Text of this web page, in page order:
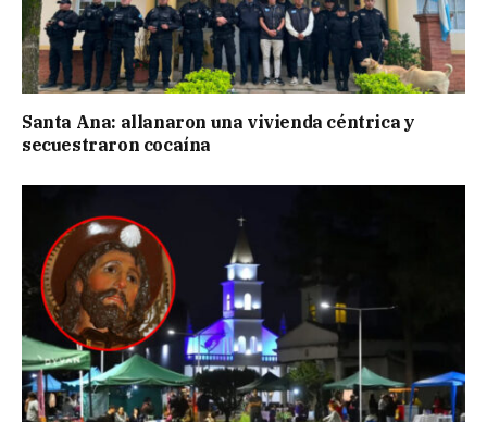
Santa Ana: allanaron una vivienda céntrica y
secuestraron cocaína